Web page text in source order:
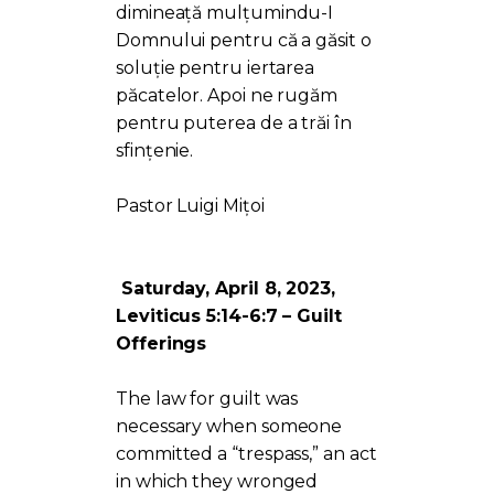
dimineață mulțumindu-I
Domnului pentru că a găsit o
soluție pentru iertarea
păcatelor. Apoi ne rugăm
pentru puterea de a trăi în
sfințenie.
Pastor Luigi Mițoi
Saturday, April 8, 2023,
Leviticus 5:14-6:7 – Guilt
Offerings
The law for guilt was
necessary when someone
committed a “trespass,” an act
in which they wronged